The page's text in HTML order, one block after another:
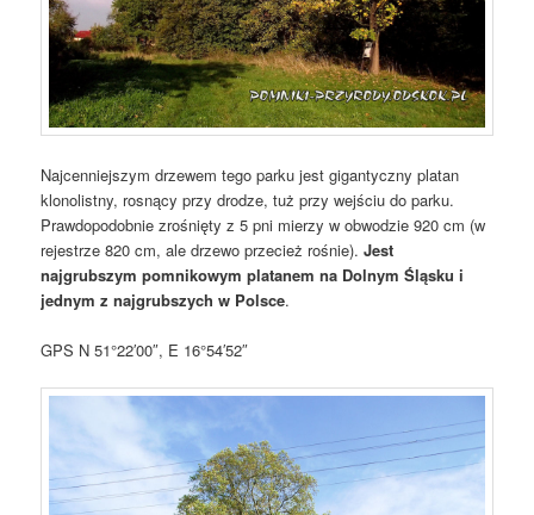
Najcenniejszym drzewem tego parku jest gigantyczny platan
klonolistny, rosnący przy drodze, tuż przy wejściu do parku.
Prawdopodobnie zrośnięty z 5 pni mierzy w obwodzie 920 cm (w
rejestrze 820 cm, ale drzewo przecież rośnie).Jest
najgrubszym pomnikowym platanem na Dolnym Śląsku i
jednym z najgrubszych w Polsce.
GPS N 51°22′00″, E 16°54′52″